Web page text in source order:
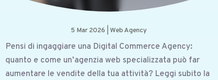
5 Mar 2026 |Web Agency
Pensi di ingaggiare una Digital Commerce Agency:
quanto e come un’agenzia web specializzata può far
aumentare le vendite della tua attività? Leggi subito la